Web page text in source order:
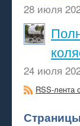
28 июля
24 июля
RSS-лента